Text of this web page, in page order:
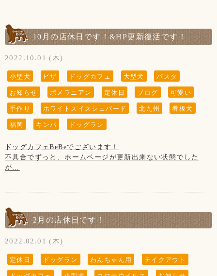
で、テラスは3組様まで)
お客様、わんちゃんの安全を守るためですのでご了承くださ
いませ。
【営業時間について】
コロナウイルス対策として時間短縮営業で11:00～19:00(L.O
18:00)とさせて頂きます。
※ドッグランのご利用は安全のため、日没までとさせて頂い
【写真について】
Upしています、お写真はトリマーが時間が空いた時に撮影さ
ご来店頂きました全てのわんちゃん達を撮影は出来ておりま
せんのでご了承くださいませ。
おやつで釣ってなんとか撮れましたww
10月の店休日です！&HP更新復活です！
2022.10.01 (木)
小型犬 ピザ ドッグカフェ 大型犬 パスタ
お知らせ ポメラニアン 定休日 ブログ 可愛い
手作り ホワイトスイスシェパード 北九州 看板犬
福岡 キンパ ドッグラン
ドッグカフェBeBeでございます！
不具合でずっと、ホームページが更新出来ない状態でした
が…
しの間継続致します！
※材料がなくなり次第終了です
②キンパ(韓国のり巻き)は終了致します
④ピザとカレーライスを各100円値上げ致します
2月の店休日です！
2022.02.01 (木)
定休日 ドッグラン わんちゃん用 テイクアウト